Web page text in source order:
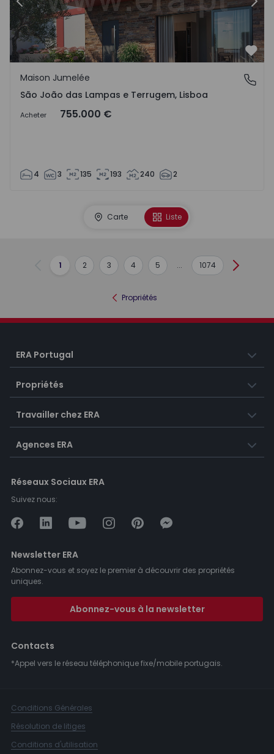
Précédent
São João das Lampas e Terrugem, Lisboa
Maison Jumelée
São João das Lampas e Terrugem, Lisboa
Acheter 755.000 €
4 3 135 193 240 2
Carte Liste
Précédent
1 2 3 4 5 ... 1074 Suivant
Propriétés
ERA Portugal
Propriétés
Travailler chez ERA
Agences ERA
Réseaux Sociaux ERA
Suivez nous:
Newsletter ERA
Abonnez-vous et soyez le premier à découvrir des propriétés
uniques.
Abonnez-vous à la newsletter
Contacts
*Appel vers le réseau téléphonique fixe/mobile portugais.
Conditions Générales
Résolution de litiges
Conditions d'utilisation